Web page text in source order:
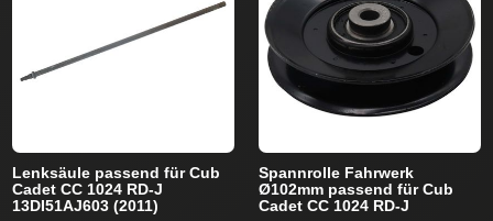
Lenksäule passend für Cub
Cadet CC 1024 RD-J
13DI51AJ603 (2011)
Spannrolle Fahrwerk
Ø102mm passend für Cub
Cadet CC 1024 RD-J